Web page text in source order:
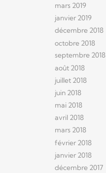
mars 2019
janvier 2019
décembre 2018
octobre 2018
septembre 2018
août 2018
juillet 2018
juin 2018
mai 2018
avril 2018
mars 2018
février 2018
janvier 2018
décembre 2017